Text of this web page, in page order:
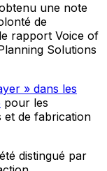
une note
de
rapport Voice of
Solutions
» dans les
pour les
et de fabrication
distingué par